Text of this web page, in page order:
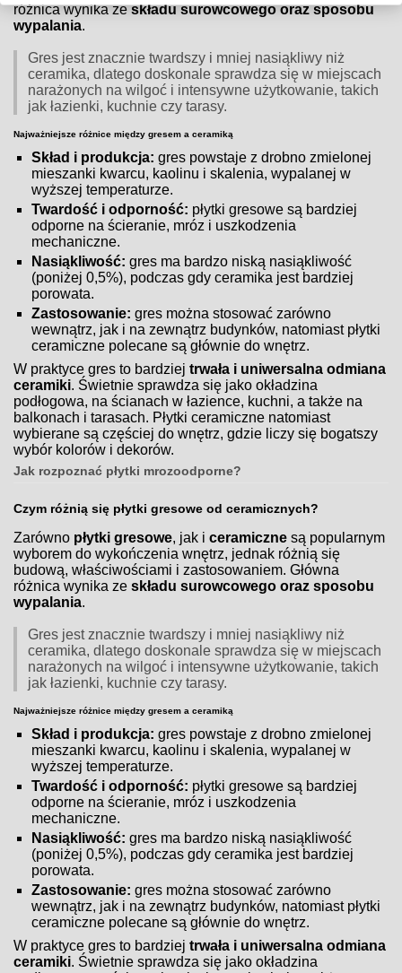
różnica wynika zeskładu surowcowego oraz sposobu
wypalania.
Gres jest znacznie twardszy i mniej nasiąkliwy niż
ceramika, dlatego doskonale sprawdza się w miejscach
narażonych na wilgoć i intensywne użytkowanie, takich
jak łazienki, kuchnie czy tarasy.
Najważniejsze różnice między gresem a ceramiką
Skład i produkcja: gres powstaje z drobno zmielonej
mieszanki kwarcu, kaolinu i skalenia, wypalanej w
wyższej temperaturze.
Twardość i odporność: płytki gresowe są bardziej
odporne na ścieranie, mróz i uszkodzenia
mechaniczne.
Nasiąkliwość: gres ma bardzo niską nasiąkliwość
(poniżej 0,5%), podczas gdy ceramika jest bardziej
porowata.
Zastosowanie: gres można stosować zarówno
wewnątrz, jak i na zewnątrz budynków, natomiast płytki
ceramiczne polecane są głównie do wnętrz.
W praktyce gres to bardziejtrwała i uniwersalna odmiana
ceramiki. Świetnie sprawdza się jako okładzina
podłogowa, na ścianach w łazience, kuchni, a także na
balkonach i tarasach. Płytki ceramiczne natomiast
wybierane są częściej do wnętrz, gdzie liczy się bogatszy
wybór kolorów i dekorów.
Jak rozpoznać płytki mrozoodporne?
Czym różnią się płytki gresowe od ceramicznych?
Zarówno płytki gresowe, jak iceramiczne są popularnym
wyborem do wykończenia wnętrz, jednak różnią się
budową, właściwościami i zastosowaniem. Główna
różnica wynika zeskładu surowcowego oraz sposobu
wypalania.
Gres jest znacznie twardszy i mniej nasiąkliwy niż
ceramika, dlatego doskonale sprawdza się w miejscach
narażonych na wilgoć i intensywne użytkowanie, takich
jak łazienki, kuchnie czy tarasy.
Najważniejsze różnice między gresem a ceramiką
Skład i produkcja: gres powstaje z drobno zmielonej
mieszanki kwarcu, kaolinu i skalenia, wypalanej w
wyższej temperaturze.
Twardość i odporność: płytki gresowe są bardziej
odporne na ścieranie, mróz i uszkodzenia
mechaniczne.
Nasiąkliwość: gres ma bardzo niską nasiąkliwość
(poniżej 0,5%), podczas gdy ceramika jest bardziej
porowata.
Zastosowanie: gres można stosować zarówno
wewnątrz, jak i na zewnątrz budynków, natomiast płytki
ceramiczne polecane są głównie do wnętrz.
W praktyce gres to bardziejtrwała i uniwersalna odmiana
ceramiki. Świetnie sprawdza się jako okładzina